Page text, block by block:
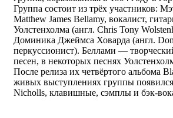
Группа состоит из трёх участников:
Matthew James Bellamy, вокалист,
Уолстенхолма (англ. Chris Tony
Доминика Джеймса Ховарда (англ.
перкуссионист). Беллами —
песен, в некоторых песнях
После релиза их четвёртого альбома
живых выступлениях группы
Nicholls, клавишные, сэмплы и бэк-